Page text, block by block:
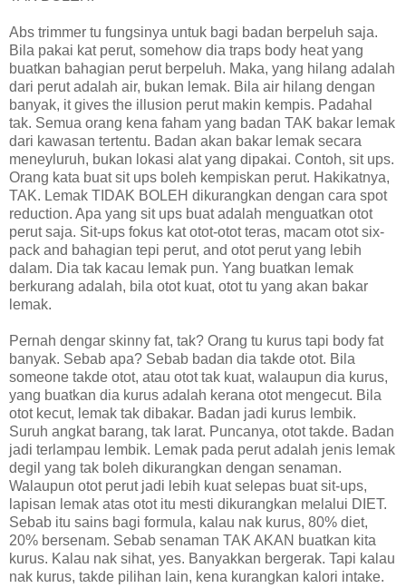
Abs trimmer tu fungsinya untuk bagi badan berpeluh saja.
Bila pakai kat perut, somehow dia traps body heat yang
buatkan bahagian perut berpeluh. Maka, yang hilang adalah
dari perut adalah air, bukan lemak. Bila air hilang dengan
banyak, it gives the illusion perut makin kempis. Padahal
tak. Semua orang kena faham yang badan TAK bakar lemak
dari kawasan tertentu. Badan akan bakar lemak secara
meneyluruh, bukan lokasi alat yang dipakai. Contoh, sit ups.
Orang kata buat sit ups boleh kempiskan perut. Hakikatnya,
TAK. Lemak TIDAK BOLEH dikurangkan dengan cara spot
reduction. Apa yang sit ups buat adalah menguatkan otot
perut saja. Sit-ups fokus kat otot-otot teras, macam otot six-
pack and bahagian tepi perut, and otot perut yang lebih
dalam. Dia tak kacau lemak pun. Yang buatkan lemak
berkurang adalah, bila otot kuat, otot tu yang akan bakar
lemak.
Pernah dengar skinny fat, tak? Orang tu kurus tapi body fat
banyak. Sebab apa? Sebab badan dia takde otot. Bila
someone takde otot, atau otot tak kuat, walaupun dia kurus,
yang buatkan dia kurus adalah kerana otot mengecut. Bila
otot kecut, lemak tak dibakar. Badan jadi kurus lembik.
Suruh angkat barang, tak larat. Puncanya, otot takde. Badan
jadi terlampau lembik. Lemak pada perut adalah jenis lemak
degil yang tak boleh dikurangkan dengan senaman.
Walaupun otot perut jadi lebih kuat selepas buat sit-ups,
lapisan lemak atas otot itu mesti dikurangkan melalui DIET.
Sebab itu sains bagi formula, kalau nak kurus, 80% diet,
20% bersenam. Sebab senaman TAK AKAN buatkan kita
kurus. Kalau nak sihat, yes. Banyakkan bergerak. Tapi kalau
nak kurus, takde pilihan lain, kena kurangkan kalori intake.